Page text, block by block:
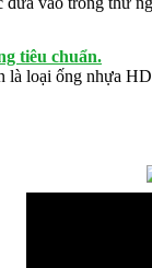
tiêu chuẩn.
là loại ống nhựa